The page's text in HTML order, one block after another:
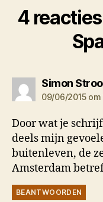
4
Simon Stroo
09/06/2015 om
Door wat je
deels mijn
buitenleven, de
Amsterdam
BEANTWOORDEN